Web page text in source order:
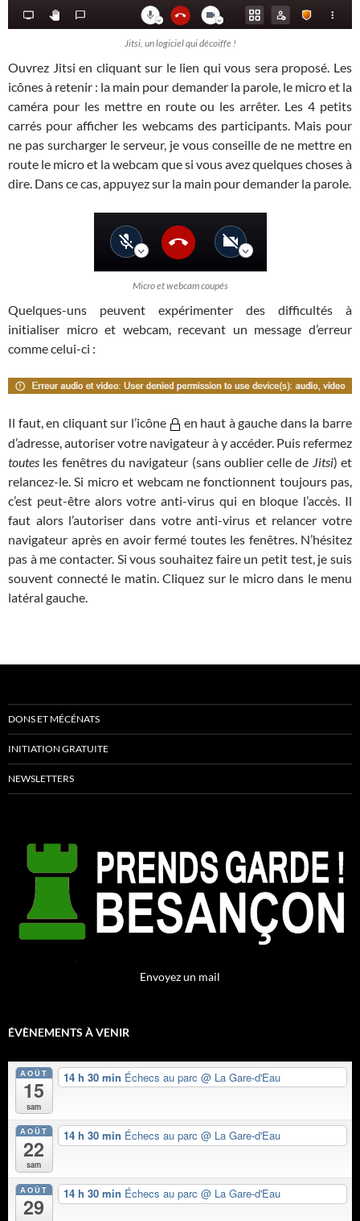
Jitsi, un logiciel qui décoiffe !
Ouvrez Jitsi en cliquant sur le lien qui vous sera proposé. Les
icônes à retenir : la main pour demander la parole, le micro et la
caméra pour les mettre en route ou les arrêter. Les 4 petits
carrés pour afficher les webcams des participants. Mais pour
ne pas surcharger le serveur, je vous conseille de ne mettre en
route le micro et la webcam que si vous avez quelques choses à
dire. Dans ce cas, appuyez sur la main pour demander la parole.
Micro et webcam coupés
Quelques-uns peuvent expérimenter des difficultés à
initialiser micro et webcam, recevant un message d’erreur
comme celui-ci :
Il faut, en cliquant sur l’icône
en haut à gauche dans la barre
d’adresse, autoriser votre navigateur à y accéder. Puis refermez
toutes les fenêtres du navigateur (sans oublier celle de Jitsi) et
relancez-le. Si micro et webcam ne fonctionnent toujours pas,
c’est peut-être alors votre anti-virus qui en bloque l’accès. Il
faut alors l’autoriser dans votre anti-virus et relancer votre
navigateur après en avoir fermé toutes les fenêtres. N’hésitez
pas à me contacter. Si vous souhaitez faire un petit test, je suis
souvent connecté le matin. Cliquez sur le micro dans le menu
latéral gauche.
DONS ET MÉCÉNATS
INITIATION GRATUITE
NEWSLETTERS
Envoyez un mail
ÉVÈNEMENTS À VENIR
AOÛT
15
sam
14 h 30 min Échecs au parc @ La Gare-d'Eau
AOÛT
22
sam
14 h 30 min Échecs au parc @ La Gare-d'Eau
AOÛT
29
14 h 30 min Échecs au parc @ La Gare-d'Eau